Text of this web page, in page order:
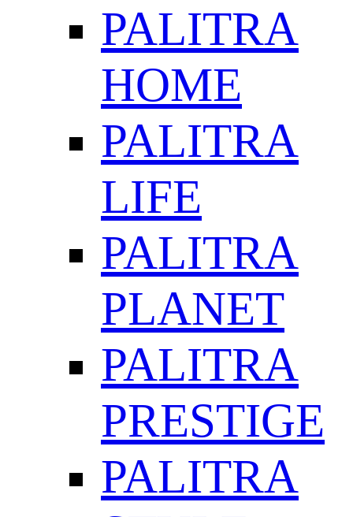
PALITRA
HOME
PALITRA
LIFE
PALITRA
PLANET
PALITRA
PRESTIGE
PALITRA